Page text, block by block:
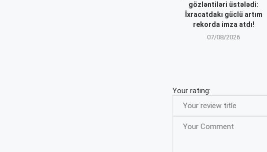
gözləntiləri üstələdi:
İxracatdakı güclü artım
rekorda imza atdı!
07/08/2026
Your rating: